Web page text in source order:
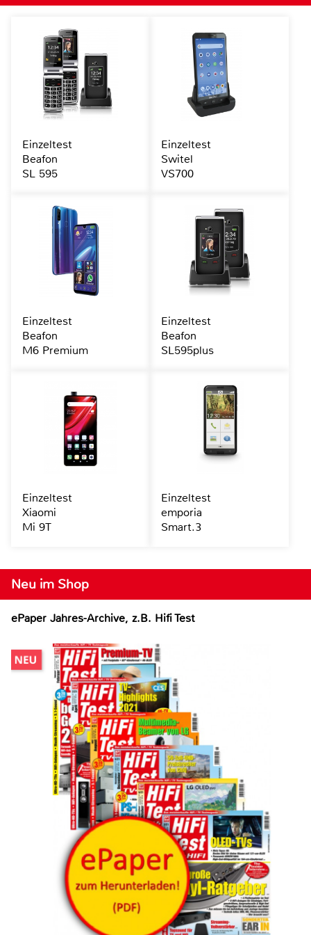
Neu im Shop
ePaper Jahres-Archive, z.B. Hifi Test
Einzeltest
Beafon
SL 595
Einzeltest
Switel
VS700
Einzeltest
Beafon
M6 Premium
Einzeltest
Beafon
SL595plus
Einzeltest
Xiaomi
Mi 9T
Einzeltest
emporia
Smart.3